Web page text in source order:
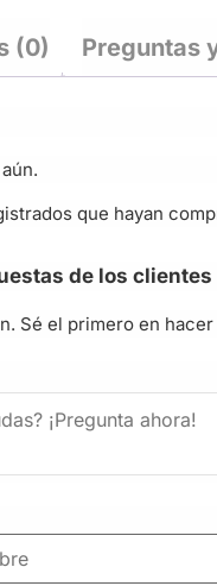
(0) Preguntas
que hayan
de los clientes
Sé el primero en